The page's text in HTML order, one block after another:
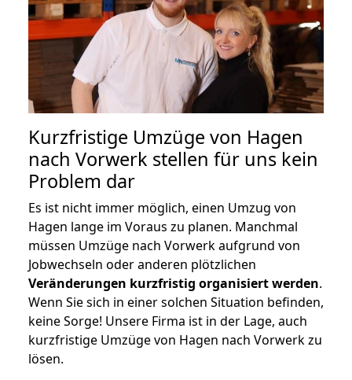
Kurzfristige Umzüge von Hagen
nach Vorwerk stellen für uns kein
Problem dar
Es ist nicht immer möglich, einen Umzug von
Hagen lange im Voraus zu planen. Manchmal
müssen Umzüge nach Vorwerk aufgrund von
Jobwechseln oder anderen plötzlichen
Veränderungen kurzfristig organisiert werden.
Wenn Sie sich in einer solchen Situation befinden,
keine Sorge! Unsere Firma ist in der Lage, auch
kurzfristige Umzüge von Hagen nach Vorwerk zu
lösen.